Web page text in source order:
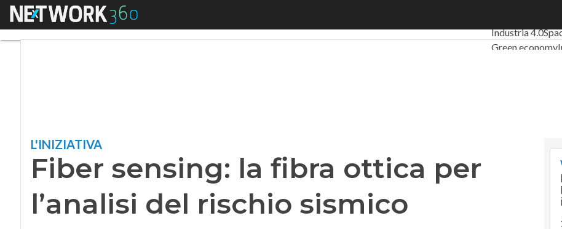
Menu
Industria 4.0
Green economy
L'INIZIATIVA
Fiber sensing: la fibra ottica per
l’analisi del rischio sismico